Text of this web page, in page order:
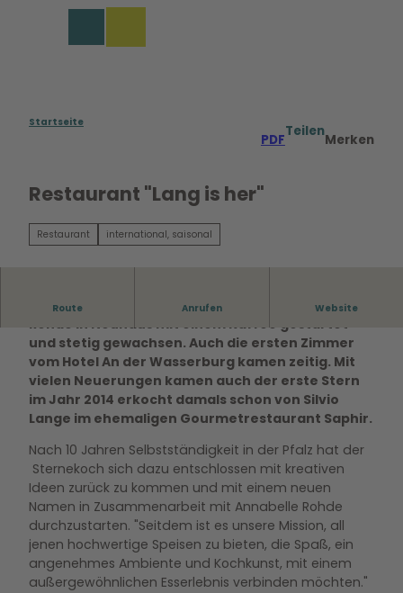
Startseite
PDF
Teilen
Merken
Restaurant "Lang is her"
Restaurant international, saisonal
Route Anrufen Website
Vor über 32 Jahren sind Christian und Christine
Rohde in Neuhaus mit einem Kaffee gestartet
und stetig gewachsen. Auch die ersten Zimmer
vom Hotel An der Wasserburg kamen zeitig. Mit
vielen Neuerungen kamen auch der erste Stern
im Jahr 2014 erkocht damals schon von Silvio
Lange im ehemaligen Gourmetrestaurant Saphir.
Nach 10 Jahren Selbstständigkeit in der Pfalz hat der
Sternekoch sich dazu entschlossen mit kreativen
Ideen zurück zu kommen und mit einem neuen
Namen in Zusammenarbeit mit Annabelle Rohde
durchzustarten. "Seitdem ist es unsere Mission, all
jenen hochwertige Speisen zu bieten, die Spaß, ein
angenehmes Ambiente und Kochkunst, mit einem
außergewöhnlichen Esserlebnis verbinden möchten."